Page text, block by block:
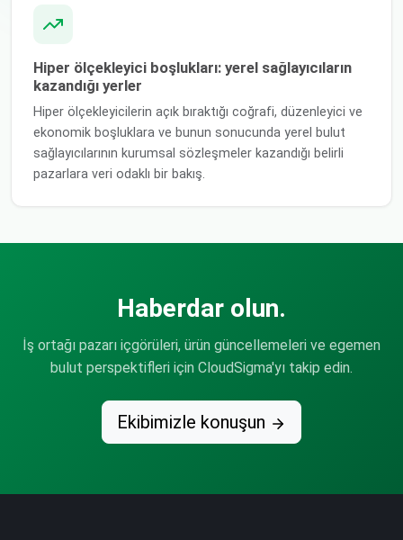
Hiper ölçekleyici boşlukları: yerel sağlayıcıların
kazandığı yerler
Hiper ölçekleyicilerin açık bıraktığı coğrafi, düzenleyici ve
ekonomik boşluklara ve bunun sonucunda yerel bulut
sağlayıcılarının kurumsal sözleşmeler kazandığı belirli
pazarlara veri odaklı bir bakış.
Haberdar olun.
İş ortağı pazarı içgörüleri, ürün güncellemeleri ve egemen
bulut perspektifleri için CloudSigma'yı takip edin.
Ekibimizle konuşun